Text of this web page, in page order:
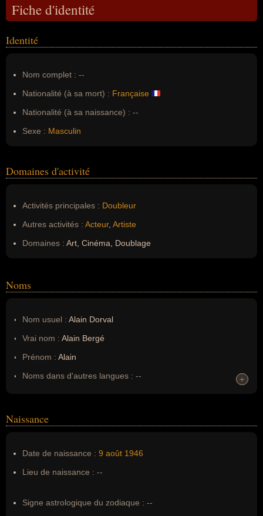
Fiche d'identité
Identité
Nom complet : --
Nationalité (à sa mort) : Française
Nationalité (à sa naissance) : --
Sexe : Masculin
Domaines d'activité
Activités principales : Doubleur
Autres activités : Acteur, Artiste
Domaines : Art, Cinéma, Doublage
Noms
Nom usuel : Alain Dorval
Vrai nom : Alain Bergé
Prénom : Alain
Noms dans d'autres langues : --
Nom de famille :Bergé
+
+
Naissance
Date de naissance : 9 août 1946
Lieu de naissance : --
Signe astrologique du zodiaque : --